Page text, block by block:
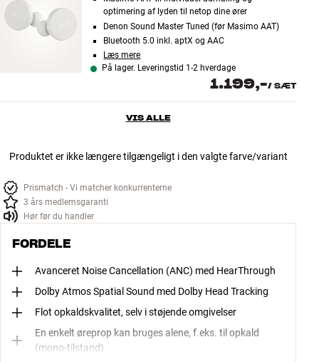
optimering af lyden til netop dine ører
Denon Sound Master Tuned (før Masimo AAT)
Bluetooth 5.0 inkl. aptX og AAC
Læs mere
På lager. Leveringstid 1-2 hverdage
1.199,-/ SÆT
VIS ALLE
Produktet er ikke længere tilgængeligt i den valgte farve/variant
Prismatch - Vi matcher konkurrenterne
3 års medlemsgaranti
Hør før du handler
FORDELE
Avanceret Noise Cancellation (ANC) med HearThrough
Dolby Atmos Spatial Sound med Dolby Head Tracking
Flot opkaldskvalitet, selv i støjende omgivelser
En enkelt øreprop kan bruges alene, f.eks. til opkald
(mono-tilstand)